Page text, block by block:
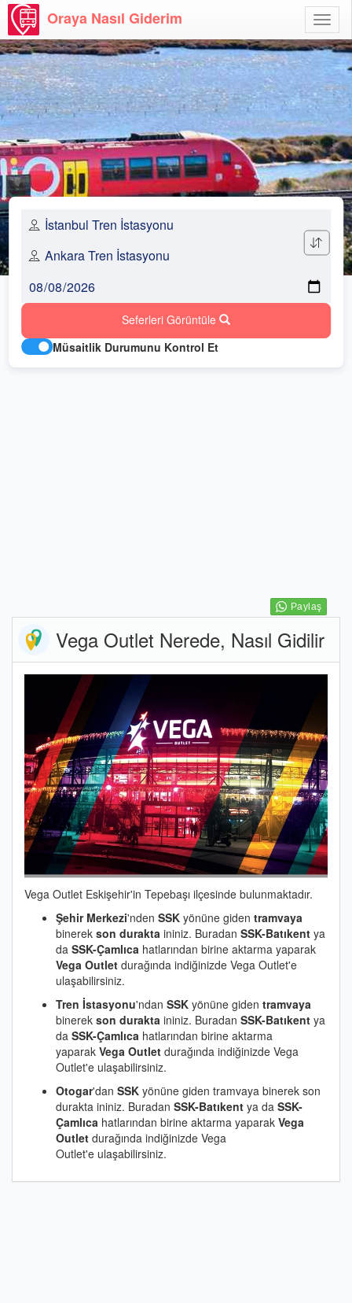
Aç
Oraya Nasıl Giderim
Seferleri Görüntüle
Müsaitlik Durumunu Kontrol Et
Vega Outlet Nerede, Nasıl Gidilir
Vega Outlet Eskişehir'in Tepebaşı ilçesinde bulunmaktadır.
Şehir Merkezi'nden SSK yönüne giden tramvaya
binerek son durakta ininiz. Buradan SSK-Batıkent ya
da SSK-Çamlıca hatlarından birine aktarma yaparak
Vega Outlet durağında indiğinizde Vega Outlet'e
ulaşabilirsiniz.
Tren İstasyonu'ndan SSK yönüne giden tramvaya
binerek son durakta ininiz. Buradan SSK-Batıkent ya
da SSK-Çamlıca hatlarından birine aktarma
yaparak Vega Outlet durağında indiğinizde Vega
Outlet'e ulaşabilirsiniz.
Otogar'dan SSK yönüne giden tramvaya binerek son
durakta ininiz. Buradan SSK-Batıkent ya da SSK-
Çamlıca hatlarından birine aktarma yaparak Vega
Outlet durağında indiğinizde Vega
Outlet'e ulaşabilirsiniz.